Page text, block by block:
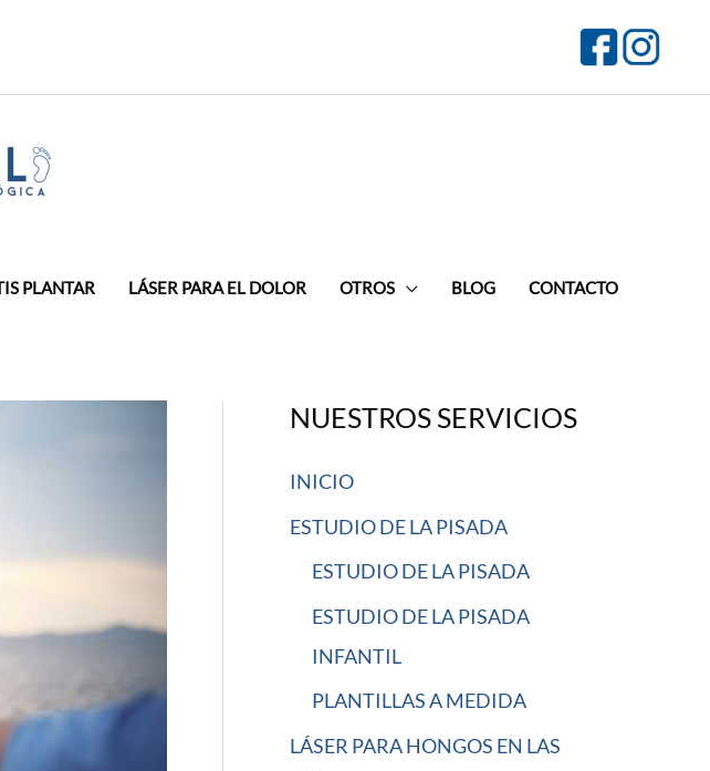
PLANTAR LÁSER PARA EL DOLOR OTROS BLOG CONTACTO
NUESTROS SERVICIOS
INICIO
ESTUDIO DE LA PISADA
ESTUDIO DE LA PISADA
ESTUDIO DE LA PISADA
INFANTIL
PLANTILLAS A MEDIDA
LÁSER PARA HONGOS EN LAS